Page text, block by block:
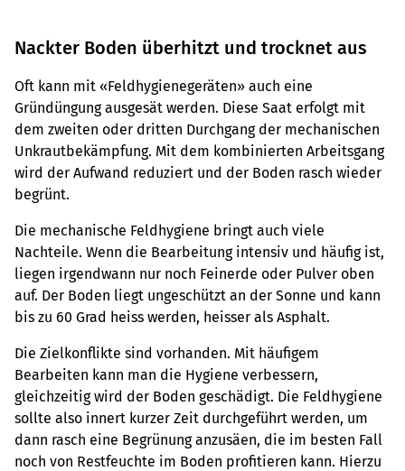
Nackter Boden überhitzt und trocknet aus
Oft kann mit «Feldhygienegeräten» auch eine
Gründüngung ausgesät werden. Diese Saat erfolgt mit
dem zweiten oder dritten Durchgang der mechanischen
Unkrautbekämpfung. Mit dem kombinierten Arbeitsgang
wird der Aufwand reduziert und der Boden rasch wieder
begrünt.
Die mechanische Feldhygiene bringt auch viele
Nachteile. Wenn die Bearbeitung intensiv und häufig ist,
liegen irgendwann nur noch Feinerde oder Pulver oben
auf. Der Boden liegt ungeschützt an der Sonne und kann
bis zu 60 Grad heiss werden, heisser als Asphalt.
Die Zielkonflikte sind vorhanden. Mit häufigem
Bearbeiten kann man die Hygiene verbessern,
gleichzeitig wird der Boden geschädigt. Die Feldhygiene
sollte also innert kurzer Zeit durchgeführt werden, um
dann rasch eine Begrünung anzusäen, die im besten Fall
noch von Restfeuchte im Boden profitieren kann. Hierzu